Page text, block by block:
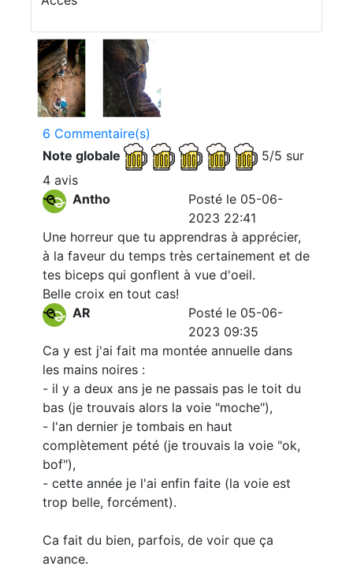
6 Commentaire(s)
Note globale
5/5 sur
4 avis
Antho
Posté le 05-06-
2023 22:41
Une horreur que tu apprendras à apprécier,
à la faveur du temps très certainement et de
tes biceps qui gonflent à vue d'oeil.
Belle croix en tout cas!
AR
Posté le 05-06-
2023 09:35
Ca y est j'ai fait ma montée annuelle dans
les mains noires :
- il y a deux ans je ne passais pas le toit du
bas (je trouvais alors la voie "moche"),
- l'an dernier je tombais en haut
complètement pété (je trouvais la voie "ok,
bof"),
- cette année je l'ai enfin faite (la voie est
trop belle, forcément).
Ca fait du bien, parfois, de voir que ça
avance.